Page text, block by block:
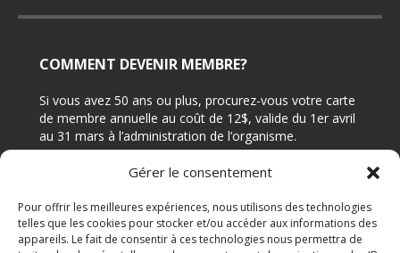
Gérer le consentement
Pour offrir les meilleures expériences, nous utilisons des technologies
telles que les cookies pour stocker et/ou accéder aux informations des
appareils. Le fait de consentir à ces technologies nous permettra de
COMMENT DEVENIR MEMBRE?
Si vous avez 50 ans ou plus, procurez-vous votre carte
de membre annuelle au coût de 12$, valide du 1er avril
au 31 mars à l’administration de l’organisme.
CONTACTEZ-NOUS
Adresse: 7644 rue Édouard, Bureau 210 (angle 4e